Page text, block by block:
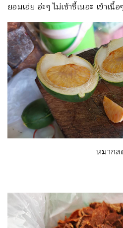
ยอมเอ่ย อ่ะๆ ไม่เซ้าซี้เนอะ เข้าเนื้
หมากส